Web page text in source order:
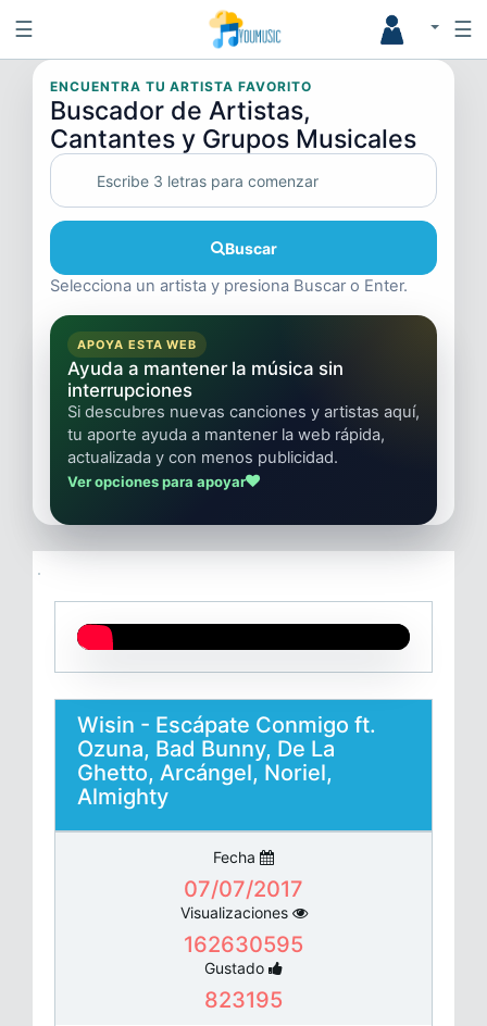
☰ ☰
ENCUENTRA TU ARTISTA FAVORITO
Buscador de Artistas,
Cantantes y Grupos Musicales
Buscar
Selecciona un artista y presiona Buscar o Enter.
APOYA ESTA WEB
Ayuda a mantener la música sin
interrupciones
Si descubres nuevas canciones y artistas aquí,
tu aporte ayuda a mantener la web rápida,
actualizada y con menos publicidad.
Ver opciones para apoyar
Wisin - Escápate Conmigo ft.
Ozuna, Bad Bunny, De La
Ghetto, Arcángel, Noriel,
Almighty
Fecha
07/07/2017
Visualizaciones
162630595
Gustado
823195